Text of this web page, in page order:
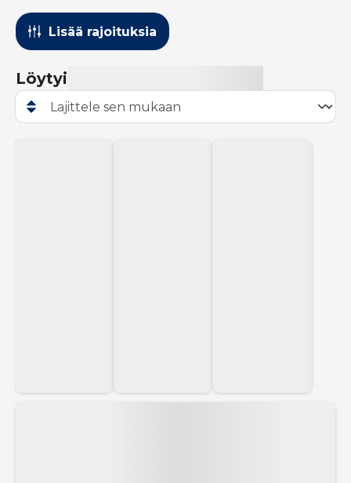
Lisää rajoituksia
Löytyi